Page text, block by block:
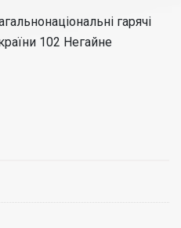
гарячі
102 Негайне